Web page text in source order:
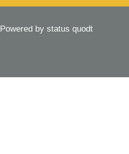
Powered by status quodt